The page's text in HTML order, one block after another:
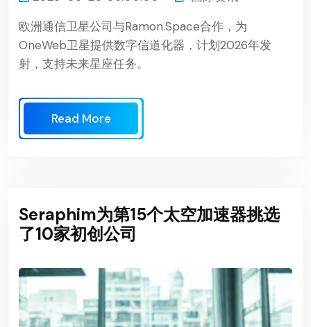
欧洲通信卫星公司与Ramon.Space合作，为
OneWeb卫星提供数字信道化器，计划2026年发
射，支持未来星座任务。
Read More
Seraphim为第15个太空加速器挑选
了10家初创公司